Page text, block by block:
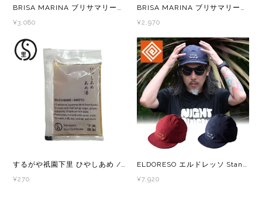
BRISA MARINA ブリサマリーナ プロフェッショナル シリーズ アスリートプロEX UVスティック クリア
¥3,080
BRISA MARINA ブリサマリーナ プロフェッショナル シリーズ アスリートプロEX UVスティック ホワイト/ナチュラルブラウン
¥2,970
¥270 ¥7,920